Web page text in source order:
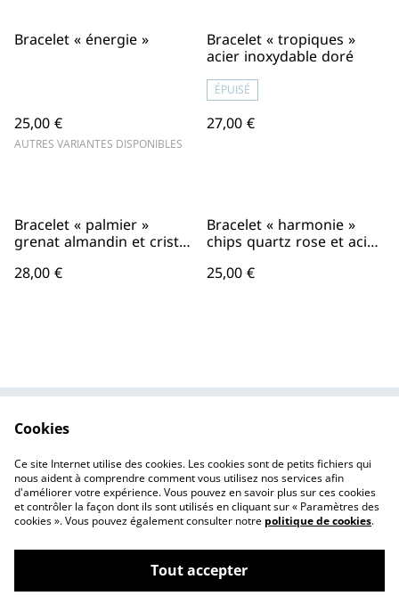
Bracelet « énergie »
25,00 €
AUTRES VARIANTES DISPONIBLES
Bracelet « tropiques »
acier inoxydable doré
ÉPUISÉ
27,00 €
Bracelet « palmier »
grenat almandin et cristal
de roche (acier
inoxydable doré)
28,00 €
Bracelet « harmonie »
chips quartz rose et acier
inoxydable
25,00 €
Politique de
confidentialité
Politique de cookies
©2026Les Créations d'Alec
Cookies
Ce site Internet utilise des cookies. Les cookies sont de petits fichiers qui
nous aident à comprendre comment vous utilisez nos services afin
d'améliorer votre expérience. Vous pouvez en savoir plus sur ces cookies
et contrôler la façon dont ils sont utilisés en cliquant sur « Paramètres des
cookies ». Vous pouvez également consulter notre politique de cookies.
Tout accepter